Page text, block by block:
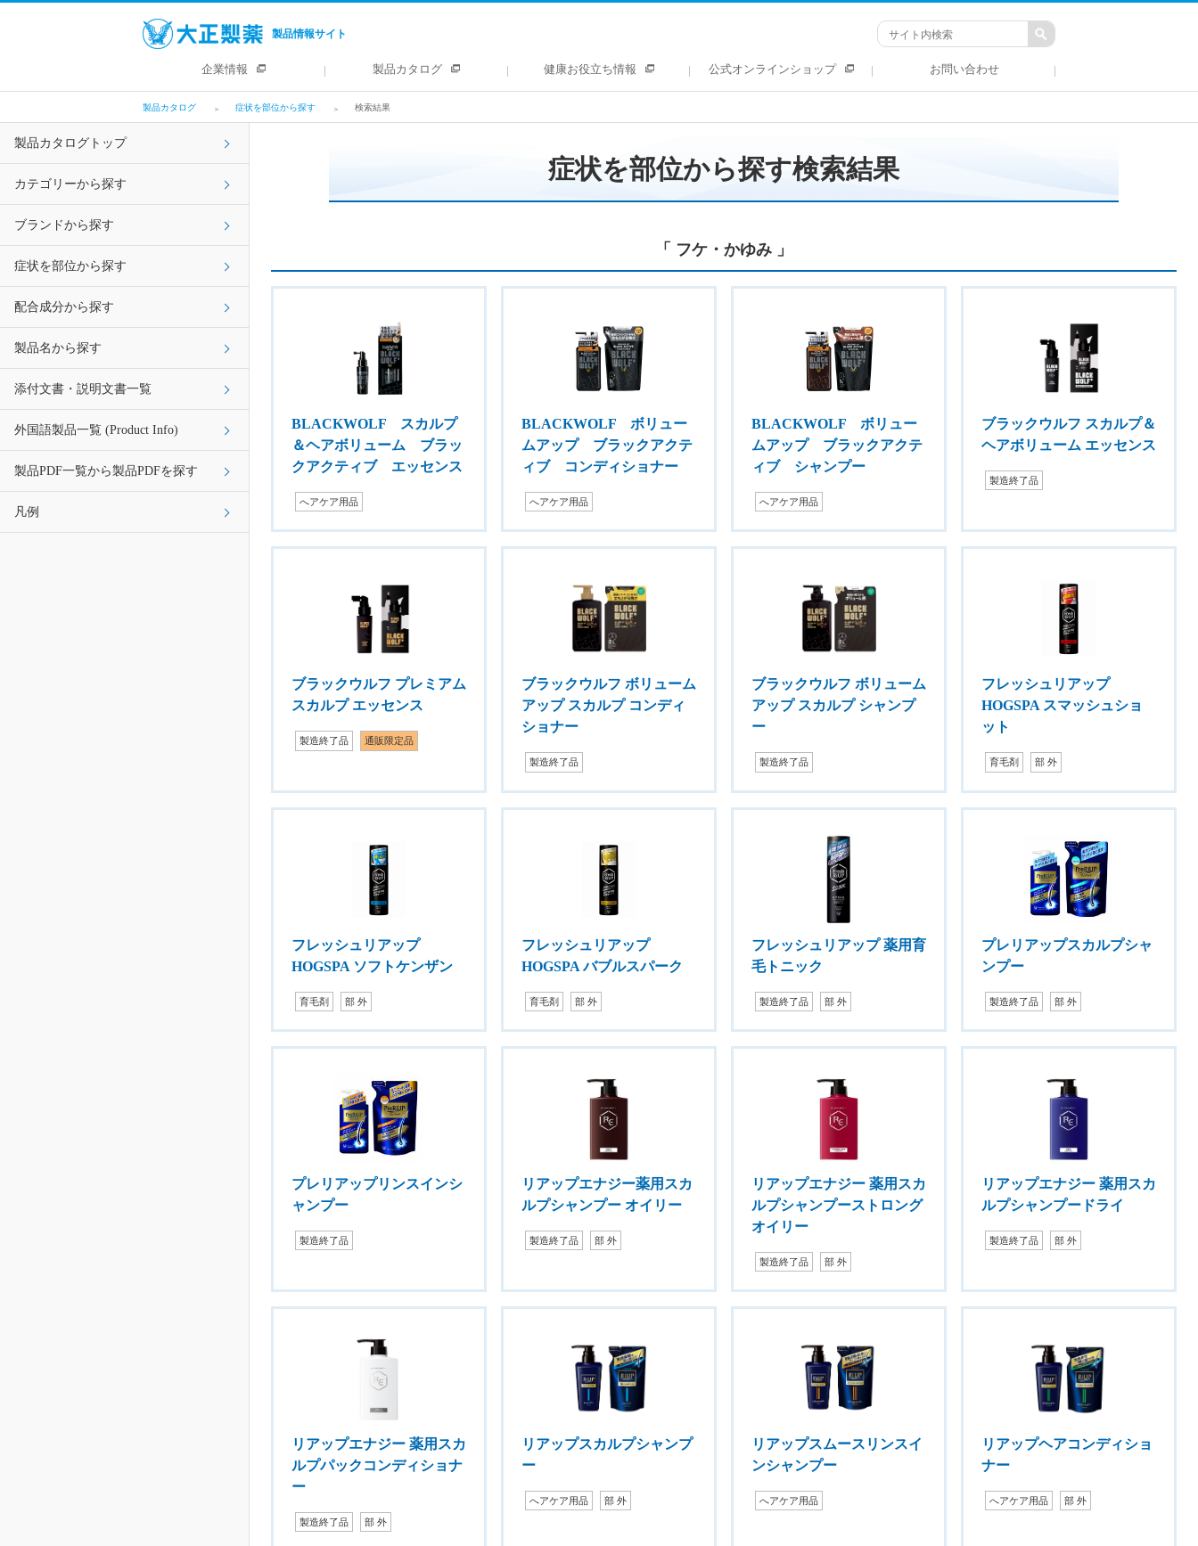
製品情報サイト
企業情報 製品カタログ 健康お役立ち情報 公式オンラインショップ お問い合わせ
製品カタログ 症状を部位から探す 検索結果
製品カタログトップ
カテゴリーから探す
ブランドから探す
症状を部位から探す
配合成分から探す
製品名から探す
添付文書・説明文書一覧
外国語製品一覧 (Product Info)
製品PDF一覧から製品PDFを探す
凡例
症状を部位から探す検索結果
「 フケ・かゆみ 」
BLACKWOLF スカルプ
＆ヘアボリューム ブラッ
クアクティブ エッセンス
へアケア用品
BLACKWOLF ボリュー
ムアップ ブラックアクテ
ィブ コンディショナー
へアケア用品
BLACKWOLF ボリュー
ムアップ ブラックアクテ
ィブ シャンプー
へアケア用品
ブラックウルフ スカルプ＆
ヘアボリューム エッセンス
製造終了品
ブラックウルフ プレミアム
スカルプ エッセンス
製造終了品 通販限定品
ブラックウルフ ボリューム
アップ スカルプ コンディ
ショナー
製造終了品
ブラックウルフ ボリューム
アップ スカルプ シャンプ
ー
製造終了品
フレッシュリアップ
HOGSPA スマッシュショ
ット
育毛剤 部 外
フレッシュリアップ
HOGSPA ソフトケンザン
育毛剤 部 外
フレッシュリアップ
HOGSPA バブルスパーク
育毛剤 部 外
フレッシュリアップ 薬用育
毛トニック
製造終了品 部 外
プレリアップスカルプシャ
ンプー
製造終了品 部 外
プレリアップリンスインシ
ャンプー
製造終了品
リアップエナジー薬用スカ
ルプシャンプー オイリー
製造終了品 部 外
リアップエナジー 薬用スカ
ルプシャンプーストロング
オイリー
製造終了品 部 外
リアップエナジー 薬用スカ
ルプシャンプードライ
製造終了品 部 外
リアップエナジー 薬用スカ
ルプパックコンディショナ
ー
製造終了品 部 外
リアップスカルプシャンプ
ー
へアケア用品 部 外
リアップスムースリンスイ
ンシャンプー
へアケア用品
リアップヘアコンディショ
ナー
へアケア用品 部 外